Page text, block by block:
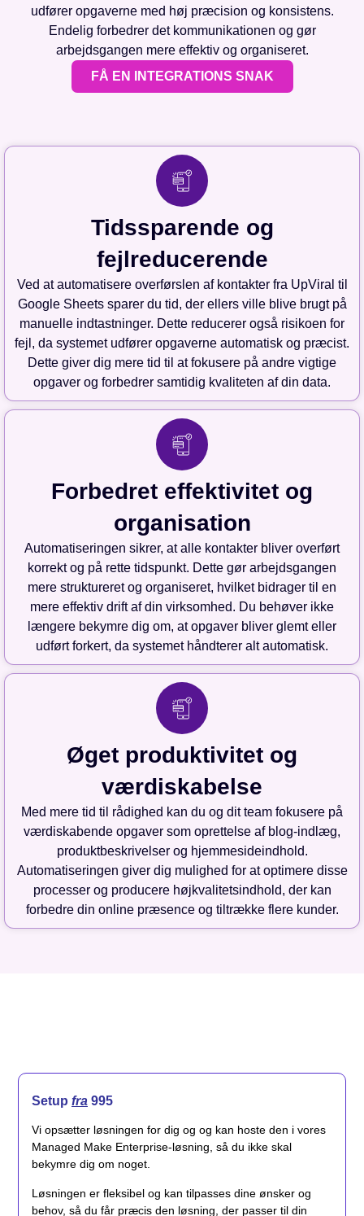
udfører opgaverne med høj præcision og konsistens.
Endelig forbedrer det kommunikationen og gør
arbejdsgangen mere effektiv og organiseret.
FÅ EN INTEGRATIONS SNAK
Tidssparende og
fejlreducerende
Ved at automatisere overførslen af kontakter fra UpViral til
Google Sheets sparer du tid, der ellers ville blive brugt på
manuelle indtastninger. Dette reducerer også risikoen for
fejl, da systemet udfører opgaverne automatisk og præcist.
Dette giver dig mere tid til at fokusere på andre vigtige
opgaver og forbedrer samtidig kvaliteten af din data.
Forbedret effektivitet og
organisation
Automatiseringen sikrer, at alle kontakter bliver overført
korrekt og på rette tidspunkt. Dette gør arbejdsgangen
mere struktureret og organiseret, hvilket bidrager til en
mere effektiv drift af din virksomhed. Du behøver ikke
længere bekymre dig om, at opgaver bliver glemt eller
udført forkert, da systemet håndterer alt automatisk.
Øget produktivitet og
værdiskabelse
Med mere tid til rådighed kan du og dit team fokusere på
værdiskabende opgaver som oprettelse af blog-indlæg,
produktbeskrivelser og hjemmesideindhold.
Automatiseringen giver dig mulighed for at optimere disse
processer og producere højkvalitetsindhold, der kan
forbedre din online præsence og tiltrække flere kunder.
Setup fra 995
Vi opsætter løsningen for dig og og kan hoste den i vores
Managed Make Enterprise-løsning, så du ikke skal
bekymre dig om noget.
Løsningen er fleksibel og kan tilpasses dine ønsker og
behov, så du får præcis den løsning, der passer til din